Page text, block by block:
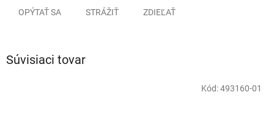
OPÝTAŤ SA STRÁŽIŤ ZDIEĽAŤ
Súvisiaci tovar
Kód:493160-01